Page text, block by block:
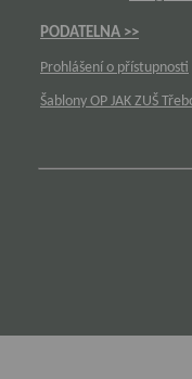
PODATELNA >>
Prohlášení o přístupnosti
Šablony OP JAK ZUŠ